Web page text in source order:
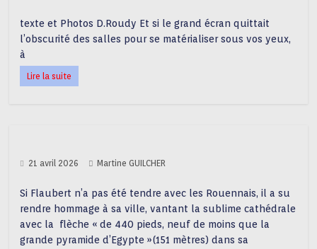
texte et Photos D.Roudy Et si le grand écran quittait
l’obscurité des salles pour se matérialiser sous vos yeux,
à
Lire la suite
21 avril 2026 Martine GUILCHER
Si Flaubert n’a pas été tendre avec les Rouennais, il a su
rendre hommage à sa ville, vantant la sublime cathédrale
avec la flèche « de 440 pieds, neuf de moins que la
grande pyramide d’Egypte »(151 mètres) dans sa